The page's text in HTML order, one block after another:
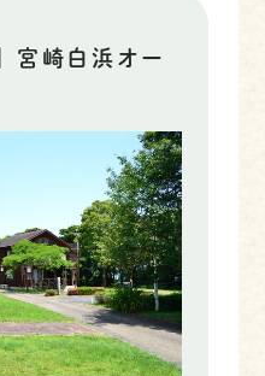
宮崎白浜オー